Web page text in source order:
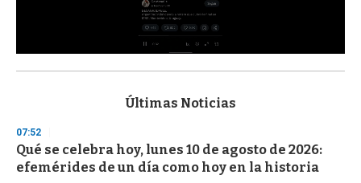
s
d
s
o
f
Últimas Noticias
07:52
Qué se celebra hoy, lunes 10 de agosto de 2026:
efemérides de un día como hoy en la historia